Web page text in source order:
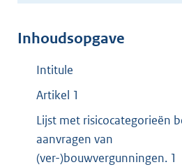
Inhoudsopgave
Intitule
Artikel 1
Lijst met risicocategorieën
aanvragen van
(ver-)bouwvergunningen. 1